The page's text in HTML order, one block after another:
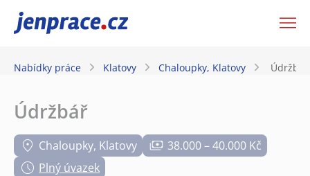
JenPráce.cz
Nabídky práce Klatovy Chaloupky, Klatovy Údržbář
Údržbář
Chaloupky, Klatovy
38.000 – 40.000 Kč
Plný úvazek